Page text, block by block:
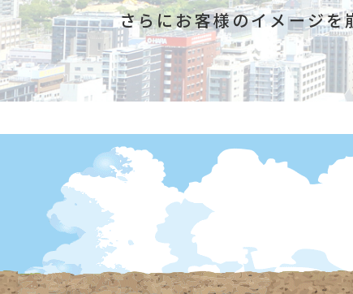
さらにお客様のイメージ